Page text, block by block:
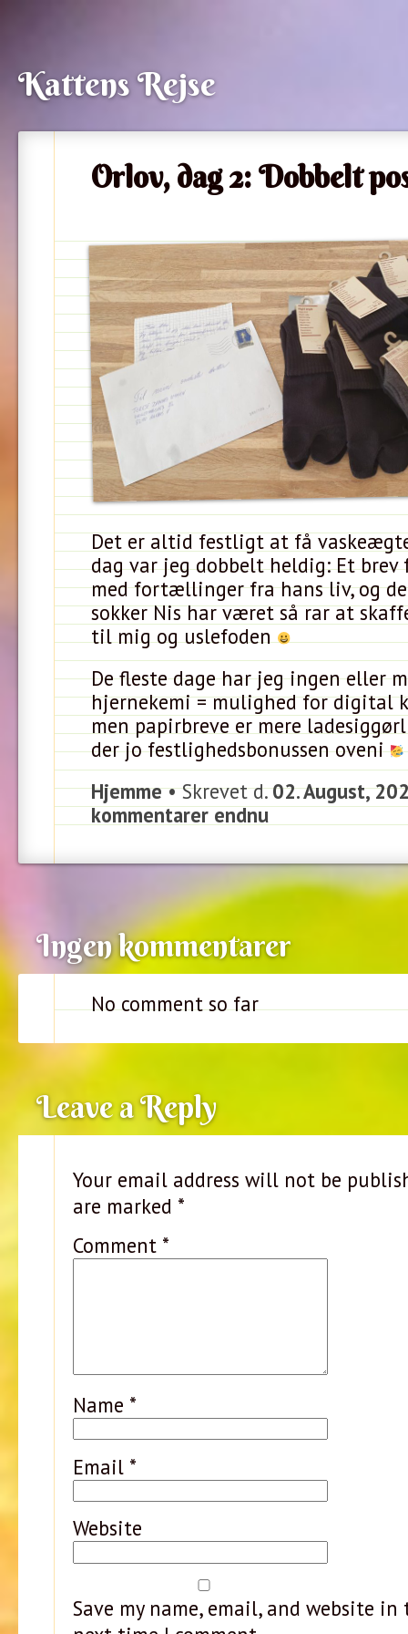
Kattens Rejse
Orlov, dag 2: Dobbelt
Det er altid festligt at få
dag var jeg dobbelt heldig: Et
med fortællinger fra hans liv, og
sokker Nis har været så rar at
til mig og uslefoden
De fleste dage har jeg ingen eller
hjernekemi = mulighed for digital
men papirbreve er mere
der jo festlighedsbonussen oveni
Hjemme• Skrevet d.02. August,
kommentarer endnu
Ingen kommentarer
No comment so far
Leave a Reply
Your email address will not be
are marked *
Comment *
Name *
Email *
Website
Save my name, email, and website